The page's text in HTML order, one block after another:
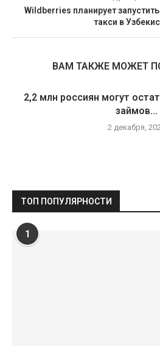
Wildberries планирует
такси в
ВАМ ТАКЖЕ МОЖЕТ
2,2 млн россиян могут
займов...
2 декабря,
ТОП ПОПУЛЯРНОСТИ
1